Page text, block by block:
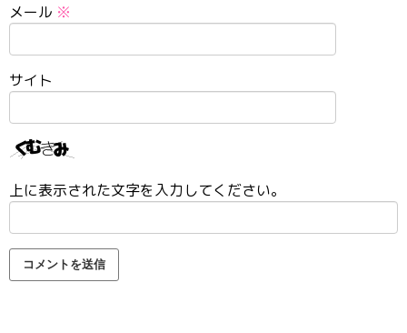
メール ※
サイト
上に表示された文字を入力してください。